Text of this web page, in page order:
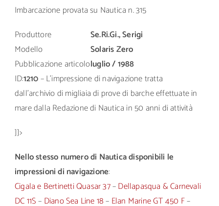
Imbarcazione provata su Nautica n. 315
Produttore
Se.Ri.Gi., Serigi
Modello
Solaris Zero
Pubblicazione articololuglio / 1988
ID:1210– L’impressione di navigazione tratta
dall’archivio di migliaia di prove di barche effettuate in
mare dalla Redazione di Nautica in 50 anni di attività
]]>
Nello stesso numero di Nautica disponibili le
impressioni di navigazione:
Cigala e Bertinetti Quasar 37–Dellapasqua & Carnevali
DC 11S– Diano Sea Line 18– Elan Marine GT 450 F–